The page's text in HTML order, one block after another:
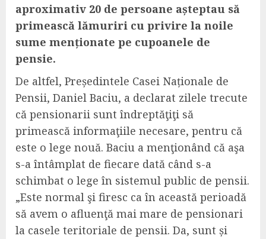
aproximativ 20 de persoane așteptau să
primească lămuriri cu privire la noile
sume menționate pe cupoanele de
pensie.
De altfel, Președintele Casei Naționale de
Pensii, Daniel Baciu, a declarat zilele trecute
că pensionarii sunt îndreptăţiţi să
primească informaţiile necesare, pentru că
este o lege nouă. Baciu a menţionând că aşa
s-a întâmplat de fiecare dată când s-a
schimbat o lege în sistemul public de pensii.
„Este normal şi firesc ca în această perioadă
să avem o afluenţă mai mare de pensionari
la casele teritoriale de pensii. Da, sunt și